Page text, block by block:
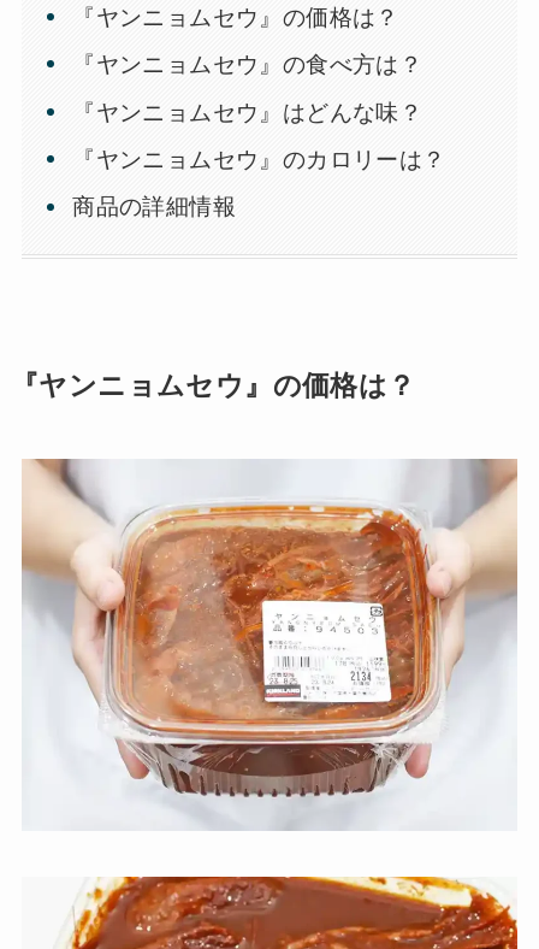
『ヤンニョムセウ』の価格は？
『ヤンニョムセウ』の食べ方は？
『ヤンニョムセウ』はどんな味？
『ヤンニョムセウ』のカロリーは？
商品の詳細情報
『ヤンニョムセウ』の価格は？